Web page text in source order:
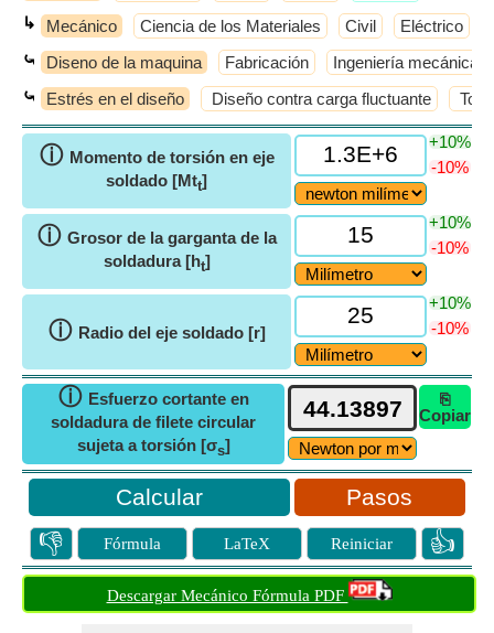
↳ Mecánico Ciencia de los Materiales Civil Eléctrico
⤿ Diseno de la maquina Fabricación Ingeniería mecánica
⤿ Estrés en el diseño Diseño contra carga fluctuante
ⓘ Momento de torsión en eje
soldado [Mtt]
+10%
-10%
ⓘ Grosor de la garganta de la
soldadura [ht]
+10%
-10%
ⓘ Radio del eje soldado [r]
+10%
-10%
ⓘ Esfuerzo cortante en
soldadura de filete circular
sujeta a torsión [σs]
⎘
Copiar
Pasos
👎 Fórmula LaTeX Reiniciar 👍
Descargar Mecánico Fórmula PDF